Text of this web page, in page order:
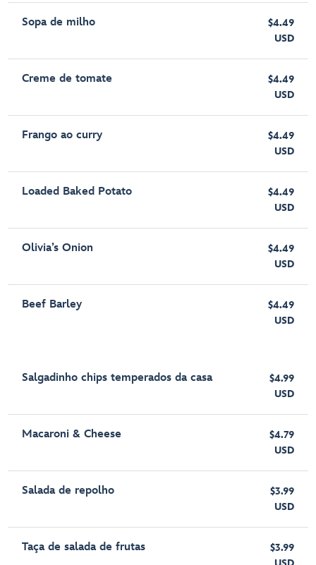
Sopa de milho
$4.49
USD
Creme de tomate
$4.49
USD
Frango ao curry
$4.49
USD
Loaded Baked Potato
$4.49
USD
Olivia’s Onion
$4.49
USD
Beef Barley
$4.49
USD
Salgadinho chips temperados da casa
$4.99
USD
Macaroni & Cheese
$4.79
USD
Salada de repolho
$3.99
USD
Taça de salada de frutas
$3.99